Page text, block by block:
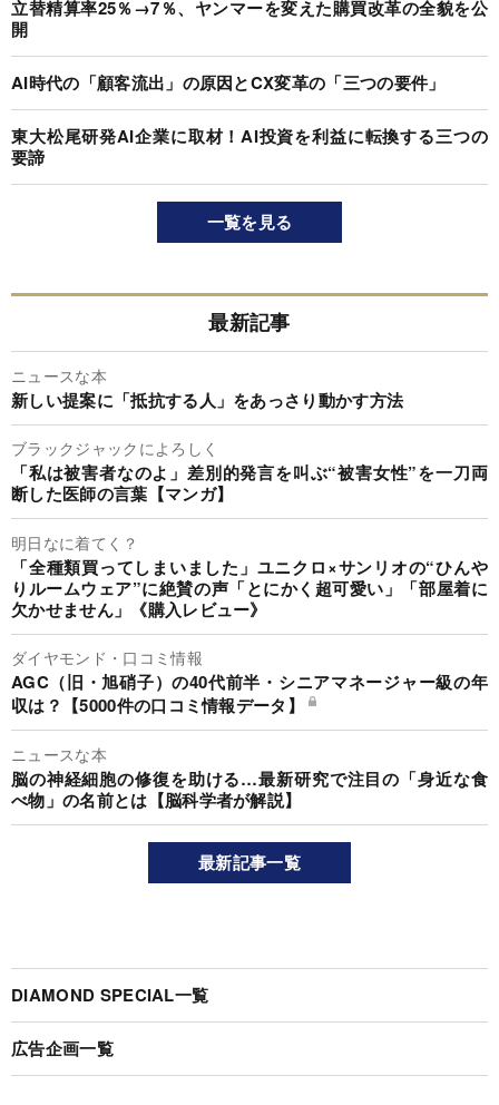
立替精算率25％→7％、ヤンマーを変えた購買改革の全貌を公
開
AI時代の「顧客流出」の原因とCX変革の「三つの要件」
東大松尾研発AI企業に取材！AI投資を利益に転換する三つの
要諦
一覧を見る
最新記事
ニュースな本
新しい提案に「抵抗する人」をあっさり動かす方法
ブラックジャックによろしく
「私は被害者なのよ」差別的発言を叫ぶ“被害女性”を一刀両
断した医師の言葉【マンガ】
明日なに着てく？
「全種類買ってしまいました」ユニクロ×サンリオの“ひんや
りルームウェア”に絶賛の声「とにかく超可愛い」「部屋着に
欠かせません」《購入レビュー》
ダイヤモンド・口コミ情報
AGC（旧・旭硝子）の40代前半・シニアマネージャー級の年
収は？【5000件の口コミ情報データ】
ニュースな本
脳の神経細胞の修復を助ける…最新研究で注目の「身近な食
べ物」の名前とは【脳科学者が解説】
最新記事一覧
DIAMOND SPECIAL一覧
広告企画一覧